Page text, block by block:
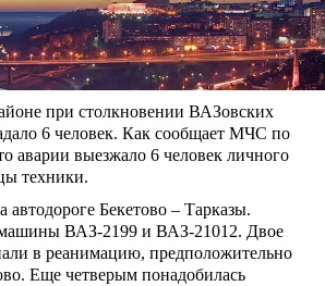
при столкновении ВАЗовских
6 человек. Как сообщает МЧС по
аварии выезжало 6 человек личного
техники.
Бекетово – Тарказы.
ВАЗ-2199 и ВАЗ-21012. Двое
в реанимацию, предположительно
Еще четверым понадобилась